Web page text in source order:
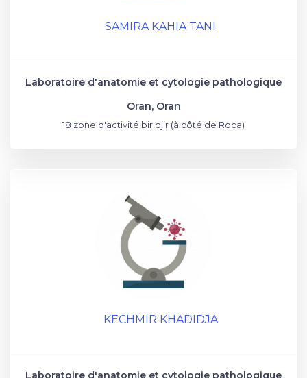
SAMIRA KAHIA TANI
Laboratoire d'anatomie et cytologie pathologique
Oran, Oran
18 zone d'activité bir djir (à côté de Roca)
KECHMIR KHADIDJA
Laboratoire d'anatomie et cytologie pathologique